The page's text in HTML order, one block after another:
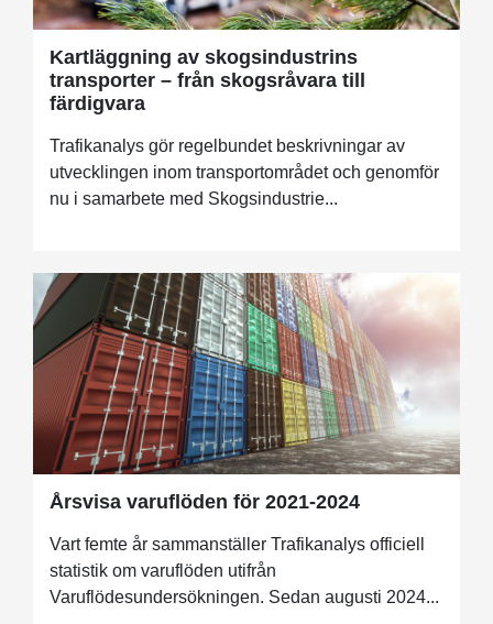
Kartläggning av skogsindustrins
transporter – från skogsråvara till
färdigvara
Trafikanalys gör regelbundet beskrivningar av
utvecklingen inom transportområdet och genomför
nu i samarbete med Skogsindustrie...
Årsvisa varuflöden för 2021-2024
Vart femte år sammanställer Trafikanalys officiell
statistik om varuflöden utifrån
Varuflödesundersökningen. Sedan augusti 2024...